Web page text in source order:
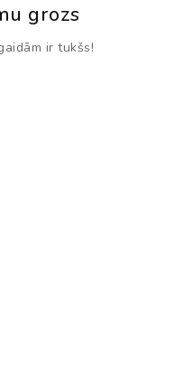
grozs
ir tukšs!